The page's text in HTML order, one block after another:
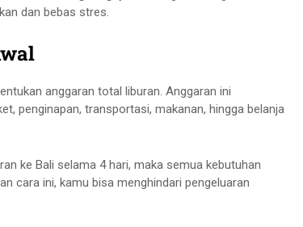
dan bebas stres.
anggaran total liburan. Anggaran ini
penginapan, transportasi, makanan, hingga belanja
ke Bali selama 4 hari, maka semua kebutuhan
cara ini, kamu bisa menghindari pengeluaran